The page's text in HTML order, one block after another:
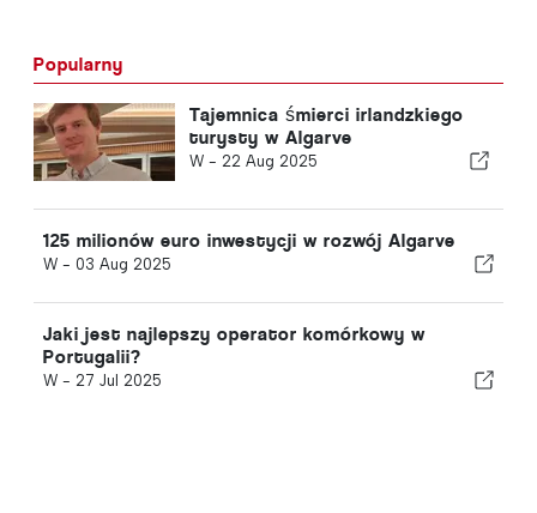
Popularny
Tajemnica śmierci irlandzkiego
turysty w Algarve
W - 22 Aug 2025
125 milionów euro inwestycji w rozwój Algarve
W - 03 Aug 2025
Jaki jest najlepszy operator komórkowy w
Portugalii?
W - 27 Jul 2025